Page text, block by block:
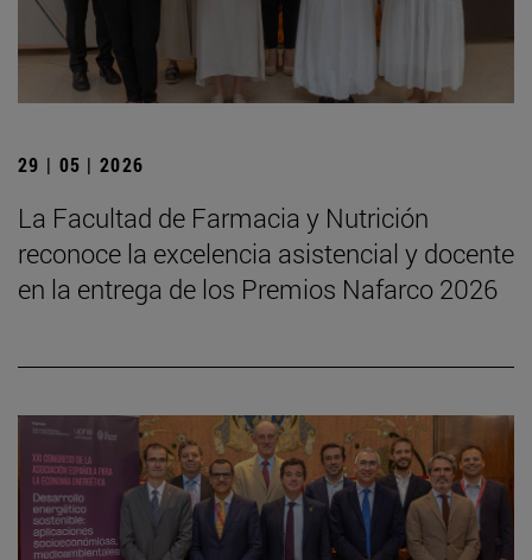
29 | 05 | 2026
La Facultad de Farmacia y Nutrición
reconoce la excelencia asistencial y docente
en la entrega de los Premios Nafarco 2026